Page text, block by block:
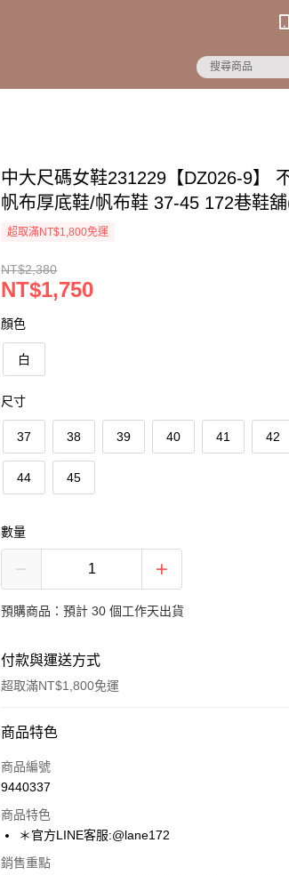
中大尺碼女鞋231229【DZ026-9】
帆布厚底鞋/帆布鞋 37-45 172巷鞋
超取滿NT$1,800免運
NT$2,380
NT$1,750
顏色
白
尺寸
37 38 39 40 41 42
44 45
數量
預購商品：預計 30 個工作天出貨
付款與運送方式
超取滿NT$1,800免運
付款方式
信用卡一次付款
LINE Pay
Apple Pay
商品特色
商品編號
9440337
商品特色
＊官方LINE客服:@lane172
銷售重點